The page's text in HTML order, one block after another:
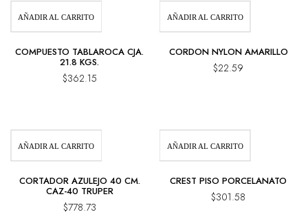
AÑADIR AL CARRITO
COMPUESTO TABLAROCA CJA.
21.8 KGS.
$362.15
AÑADIR AL CARRITO
CORDON NYLON AMARILLO
$22.59
AÑADIR AL CARRITO
CORTADOR AZULEJO 40 CM.
CAZ-40 TRUPER
$778.73
AÑADIR AL CARRITO
CREST PISO PORCELANATO
$301.58